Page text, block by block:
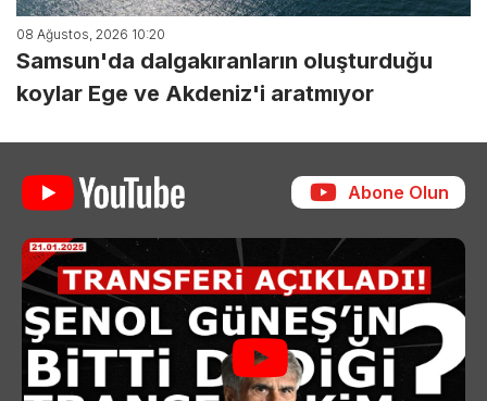
08 Ağustos, 2026 10:20
Samsun'da dalgakıranların oluşturduğu
koylar Ege ve Akdeniz'i aratmıyor
Abone Olun